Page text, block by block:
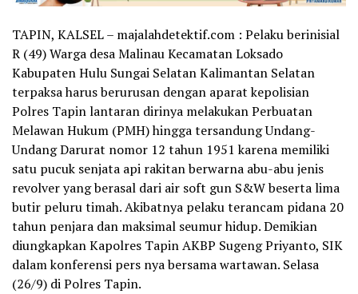
TAPIN, KALSEL – majalahdetektif.com : Pelaku berinisial
R (49) Warga desa Malinau Kecamatan Loksado
Kabupaten Hulu Sungai Selatan Kalimantan Selatan
terpaksa harus berurusan dengan aparat kepolisian
Polres Tapin lantaran dirinya melakukan Perbuatan
Melawan Hukum (PMH) hingga tersandung Undang-
Undang Darurat nomor 12 tahun 1951 karena memiliki
satu pucuk senjata api rakitan berwarna abu-abu jenis
revolver yang berasal dari air soft gun S&W beserta lima
butir peluru timah. Akibatnya pelaku terancam pidana 20
tahun penjara dan maksimal seumur hidup. Demikian
diungkapkan Kapolres Tapin AKBP Sugeng Priyanto, SIK
dalam konferensi pers nya bersama wartawan. Selasa
(26/9) di Polres Tapin.